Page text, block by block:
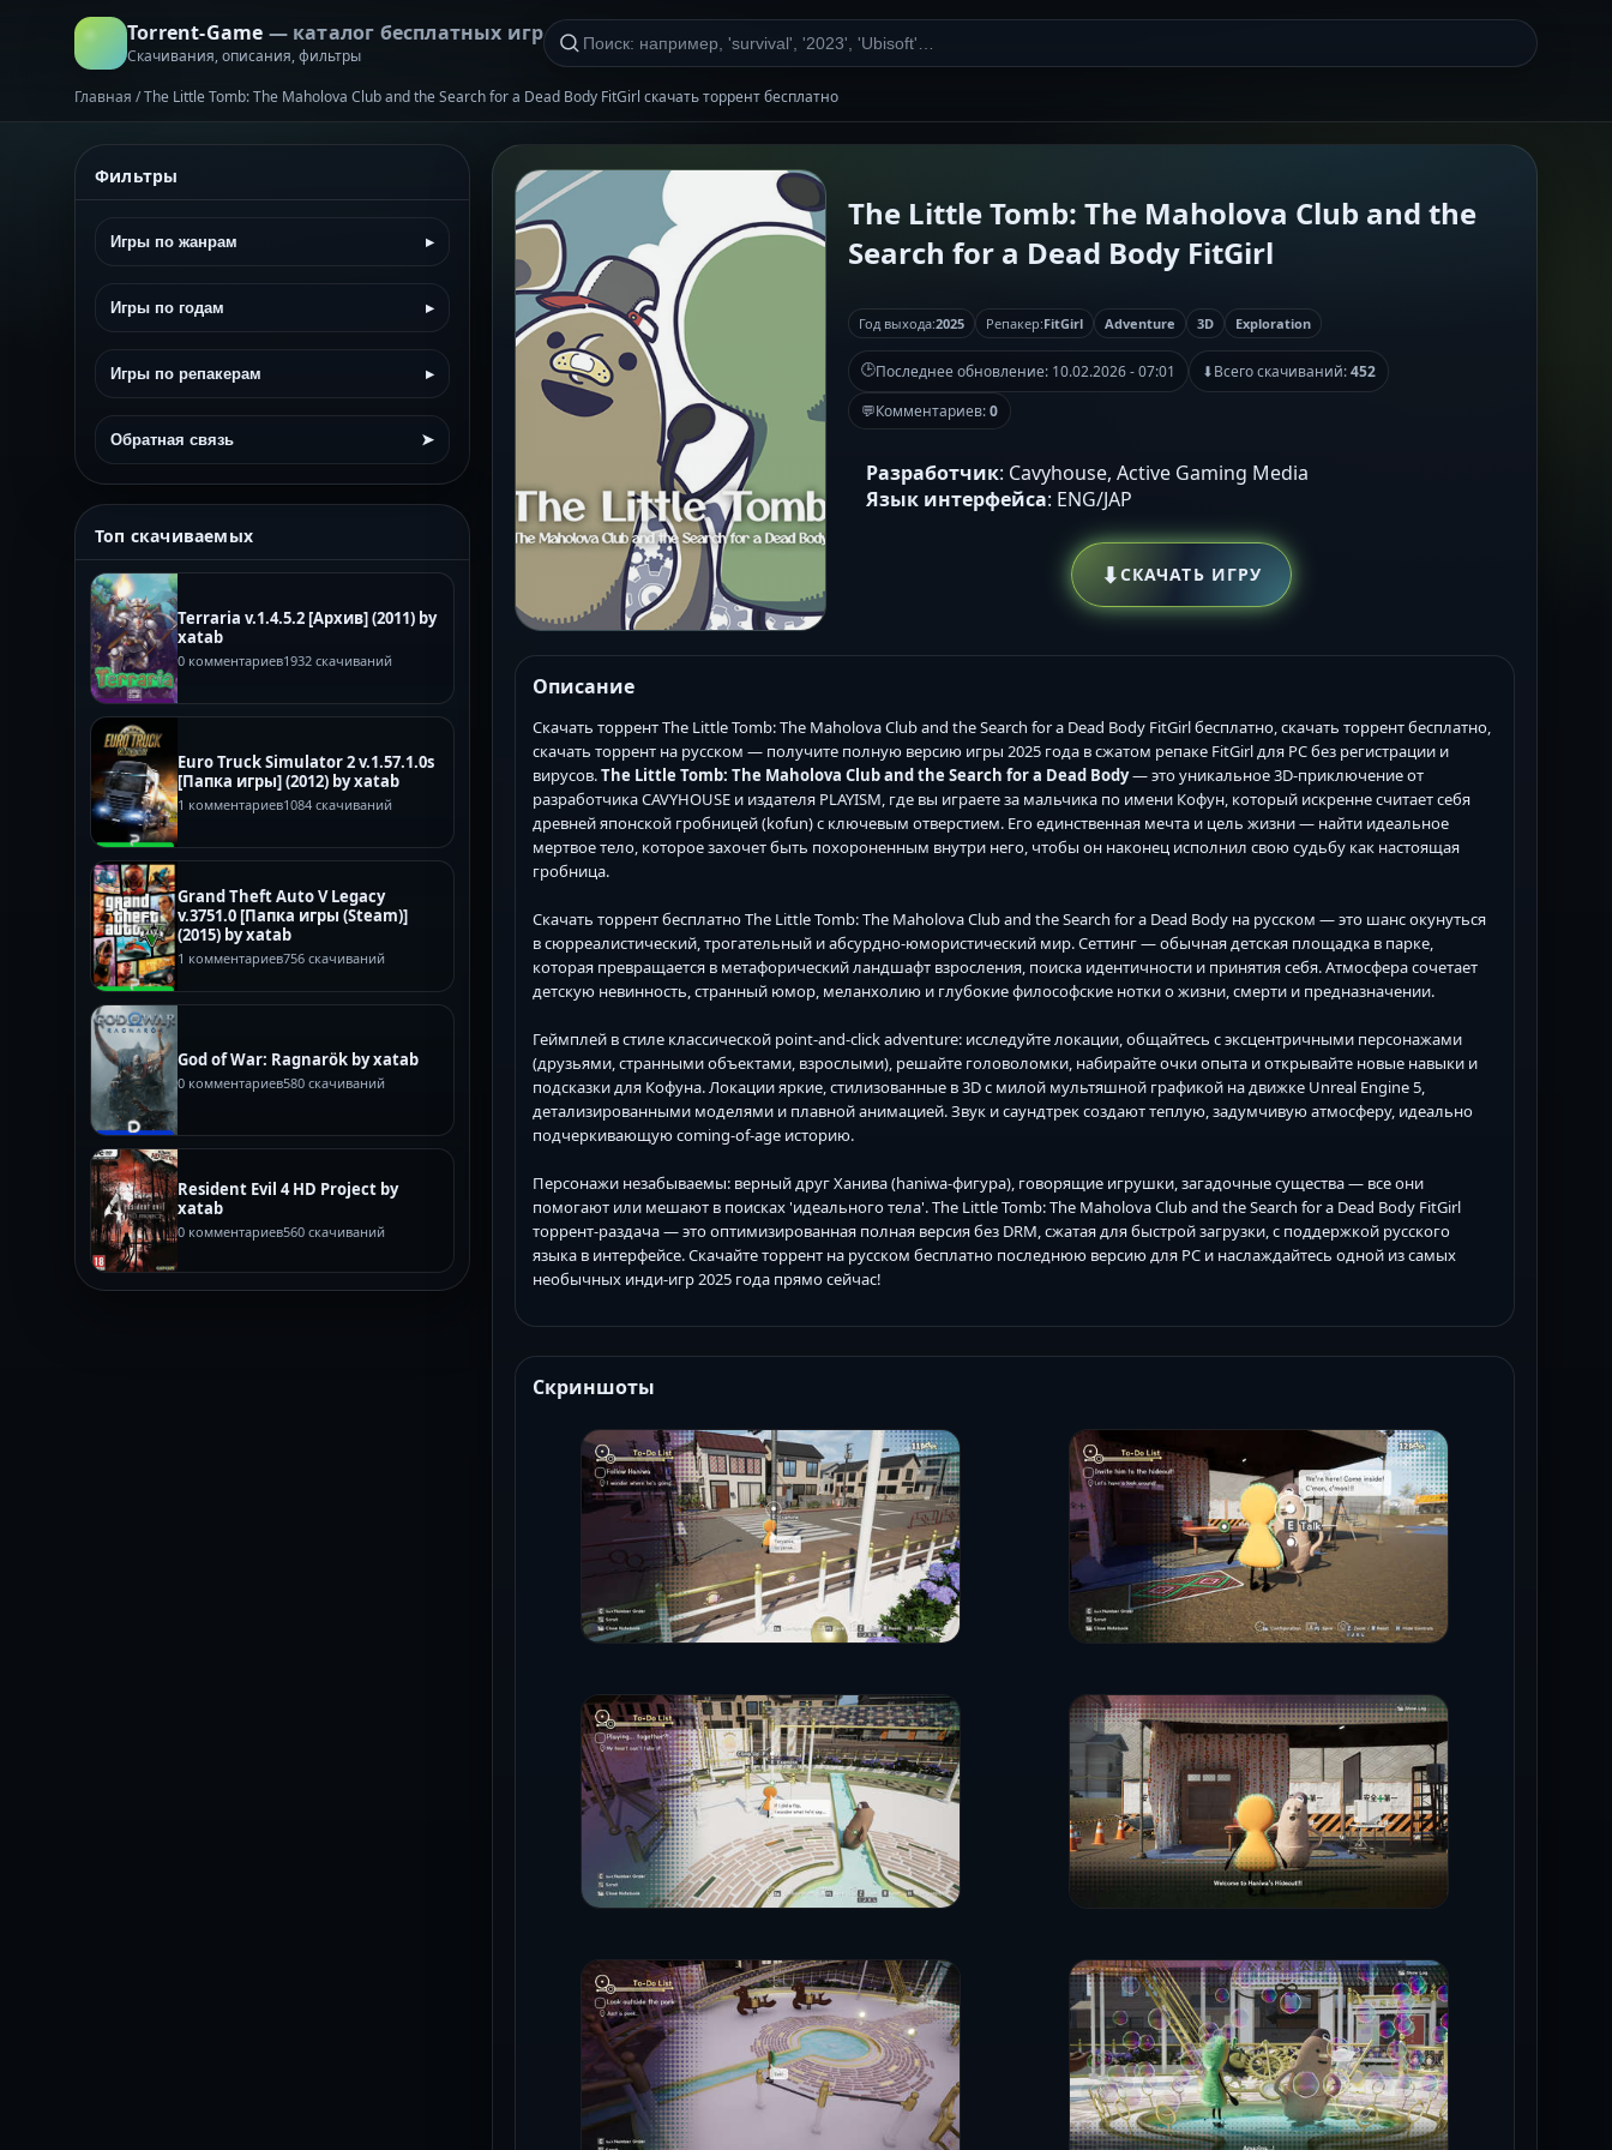
Torrent-Game — каталог бесплатных игр
Скачивания, описания, фильтры
Главная /The Little Tomb: The Maholova Club and the Search for a Dead Body FitGirl скачать торрент бесплатно
Фильтры
Игры по жанрам ▸
Игры по годам ▸
Игры по репакерам ▸
Обратная связь ➤
Топ скачиваемых
Terraria v.1.4.5.2 [Архив] (2011) by
xatab
0 комментариев1932 скачиваний
Euro Truck Simulator 2 v.1.57.1.0s
[Папка игры] (2012) by xatab
1 комментариев1084 скачиваний
Grand Theft Auto V Legacy
v.3751.0 [Папка игры (Steam)]
(2015) by xatab
1 комментариев756 скачиваний
God of War: Ragnarök by xatab
0 комментариев580 скачиваний
Resident Evil 4 HD Project by
xatab
0 комментариев560 скачиваний
The Little Tomb: The Maholova Club and the
Search for a Dead Body FitGirl
Год выхода:2025 Репакер:FitGirl Adventure 3D Exploration
🕒Последнее обновление: 10.02.2026 - 07:01 ⬇Всего скачиваний:452
💬Комментариев:0
Разработчик: Cavyhouse, Active Gaming Media
Язык интерфейса: ENG/JAP
⬇СКАЧАТЬ ИГРУ
Описание
Скачать торрент The Little Tomb: The Maholova Club and the Search for a Dead Body FitGirl бесплатно, скачать торрент бесплатно,
скачать торрент на русском — получите полную версию игры 2025 года в сжатом репаке FitGirl для PC без регистрации и
вирусов.The Little Tomb: The Maholova Club and the Search for a Dead Body— это уникальное 3D-приключение от
разработчика CAVYHOUSE и издателя PLAYISM, где вы играете за мальчика по имени Кофун, который искренне считает себя
древней японской гробницей (kofun) с ключевым отверстием. Его единственная мечта и цель жизни — найти идеальное
мертвое тело, которое захочет быть похороненным внутри него, чтобы он наконец исполнил свою судьбу как настоящая
гробница.
Скачать торрент бесплатно The Little Tomb: The Maholova Club and the Search for a Dead Body на русском — это шанс окунуться
в сюрреалистический, трогательный и абсурдно-юмористический мир. Сеттинг — обычная детская площадка в парке,
которая превращается в метафорический ландшафт взросления, поиска идентичности и принятия себя. Атмосфера сочетает
детскую невинность, странный юмор, меланхолию и глубокие философские нотки о жизни, смерти и предназначении.
Геймплей в стиле классической point-and-click adventure: исследуйте локации, общайтесь с эксцентричными персонажами
(друзьями, странными объектами, взрослыми), решайте головоломки, набирайте очки опыта и открывайте новые навыки и
подсказки для Кофуна. Локации яркие, стилизованные в 3D с милой мультяшной графикой на движке Unreal Engine 5,
детализированными моделями и плавной анимацией. Звук и саундтрек создают теплую, задумчивую атмосферу, идеально
подчеркивающую coming-of-age историю.
Персонажи незабываемы: верный друг Ханива (haniwa-фигура), говорящие игрушки, загадочные существа — все они
помогают или мешают в поисках 'идеального тела'. The Little Tomb: The Maholova Club and the Search for a Dead Body FitGirl
торрент-раздача — это оптимизированная полная версия без DRM, сжатая для быстрой загрузки, с поддержкой русского
языка в интерфейсе. Скачайте торрент на русском бесплатно последнюю версию для PC и наслаждайтесь одной из самых
необычных инди-игр 2025 года прямо сейчас!
Скриншоты